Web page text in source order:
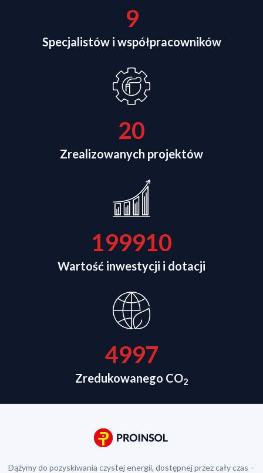
10
Specjalistów i współpracowników
21
Zrealizowanych projektów
200000
Wartość inwestycji i dotacji
5000
Zredukowanego CO2
Dążymy do pozyskiwania czystej energii, dostępnej przez cały czas –